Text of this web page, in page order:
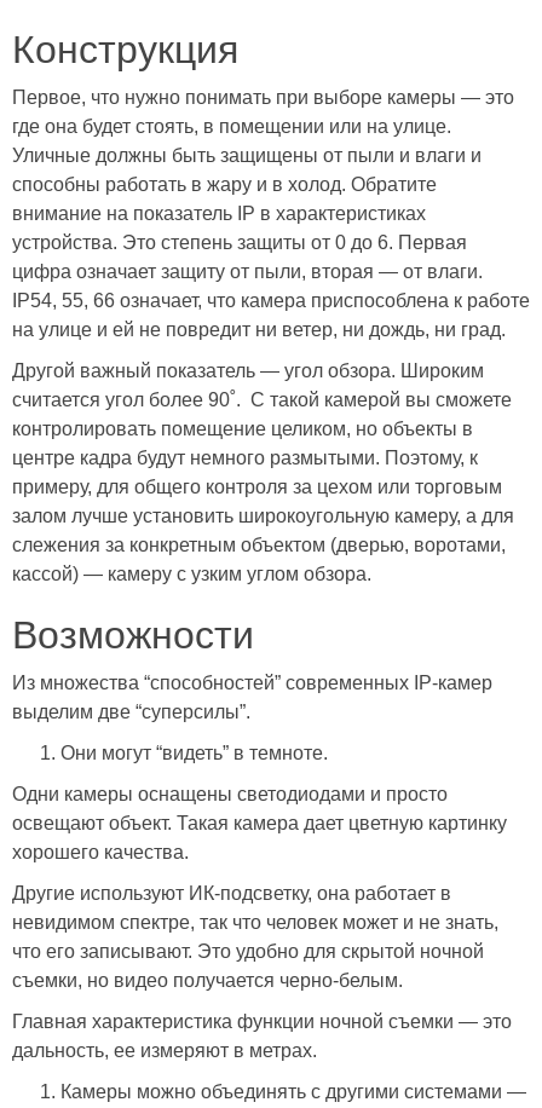
Конструкция
Первое, что нужно понимать при выборе камеры — это
где она будет стоять, в помещении или на улице.
Уличные должны быть защищены от пыли и влаги и
способны работать в жару и в холод. Обратите
внимание на показатель IP в характеристиках
устройства. Это степень защиты от 0 до 6. Первая
цифра означает защиту от пыли, вторая — от влаги.
IP54, 55, 66 означает, что камера приспособлена к работе
на улице и ей не повредит ни ветер, ни дождь, ни град.
Другой важный показатель — угол обзора. Широким
считается угол более 90˚. С такой камерой вы сможете
контролировать помещение целиком, но объекты в
центре кадра будут немного размытыми. Поэтому, к
примеру, для общего контроля за цехом или торговым
залом лучше установить широкоугольную камеру, а для
слежения за конкретным объектом (дверью, воротами,
кассой) — камеру с узким углом обзора.
Возможности
Из множества “способностей” современных IP-камер
выделим две “суперсилы”.
Они могут “видеть” в темноте.
Одни камеры оснащены светодиодами и просто
освещают объект. Такая камера дает цветную картинку
хорошего качества.
Другие используют ИК-подсветку, она работает в
невидимом спектре, так что человек может и не знать,
что его записывают. Это удобно для скрытой ночной
съемки, но видео получается черно-белым.
Главная характеристика функции ночной съемки — это
дальность, ее измеряют в метрах.
Камеры можно объединять с другими системами —